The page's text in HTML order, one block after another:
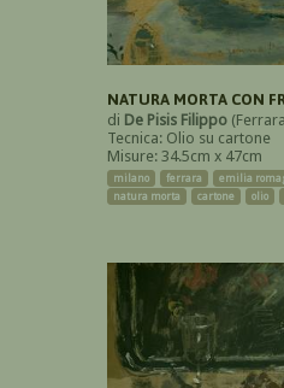
NATURA MORTA CON
di De Pisis Filippo
Tecnica: Olio su cartone
Misure: 34.5cm x 47cm
milano ferrara emilia
natura morta
cartone olio